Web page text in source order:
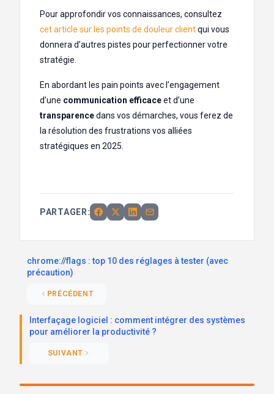
Pour approfondir vos connaissances, consultez
cet article sur les points de douleur clientqui vous
donnera d’autres pistes pour perfectionner votre
stratégie.
En abordant les pain points avec l’engagement
d’une communication efficaceet d’une
transparencedans vos démarches, vous ferez de
la résolution des frustrations vos alliées
stratégiques en 2025.
PARTAGER:
chrome://flags : top 10 des réglages à tester (avec
précaution)
PRÉCÉDENT
Interfaçage logiciel : comment intégrer des systèmes
pour améliorer la productivité ?
SUIVANT